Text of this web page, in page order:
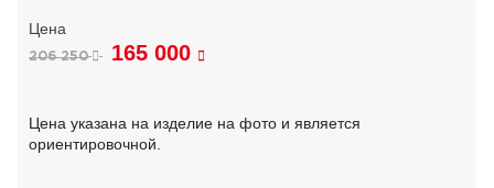
206 250 165 000
Цена указана на изделие на фото и является
ориентировочной.